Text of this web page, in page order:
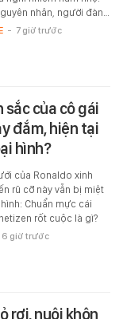
nhân, người đàn…
- 7 giờ trước
của cô gái
đắm, hiện tại
hình?
của Ronaldo xinh
rũ cỡ này vẫn bị miệt
Chuẩn mực cái
rốt cuộc là gì?
6 giờ trước
rơi, nuôi khôn